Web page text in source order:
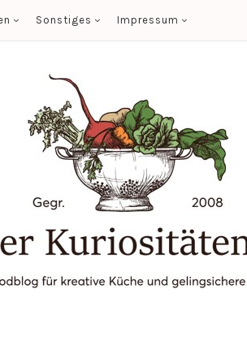
Sonstiges Impressum